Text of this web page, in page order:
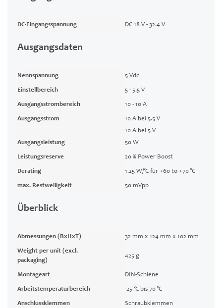
DC-Eingangsspannung DC 18 V - 32.4 V
Ausgangsdaten
Nennspannung 5 Vdc
Einstellbereich 5 - 5.5 V
Ausgangsstrombereich 10 - 10 A
Ausgangsstrom
10 A bei 5.5 V
10 A bei 5 V
Ausgangsleistung
50 W
Leistungsreserve 20 % Power Boost
Derating 1.25 W/°C für +60 to +70 °C
max. Restwelligkeit 50 mVpp
Überblick
Abmessungen (BxHxT) 32 mm x 124 mm x 102 mm
Weight per unit (excl.
packaging)
425 g
Montageart DIN-Schiene
Arbeitstemperaturbereich -25 °C bis 70 °C
Anschlussklemmen Schraubklemmen